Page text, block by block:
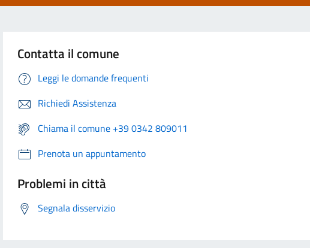
Contatta il comune
Leggi le domande frequenti
Richiedi Assistenza
Chiama il comune +39 0342 809011
Prenota un appuntamento
Problemi in città
Segnala disservizio